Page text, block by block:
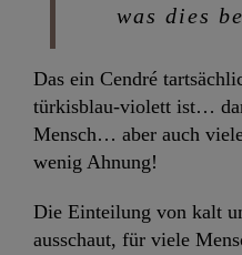
was dies
Das ein Cendré
türkisblau-violett ist…
Mensch… aber auch
wenig Ahnung!
Die Einteilung von kalt
ausschaut, für viele